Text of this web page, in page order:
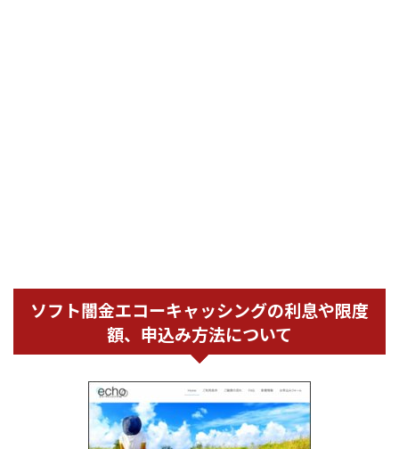
ソフト闇金エコーキャッシングの利息や限度
額、申込み方法について